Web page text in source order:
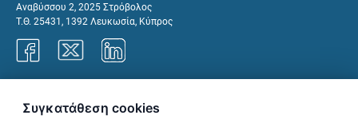
Αναβύσσου 2, 2025 Στρόβολος
Τ.Θ. 25431, 1392 Λευκωσία, Κύπρος
Συγκατάθεση cookies